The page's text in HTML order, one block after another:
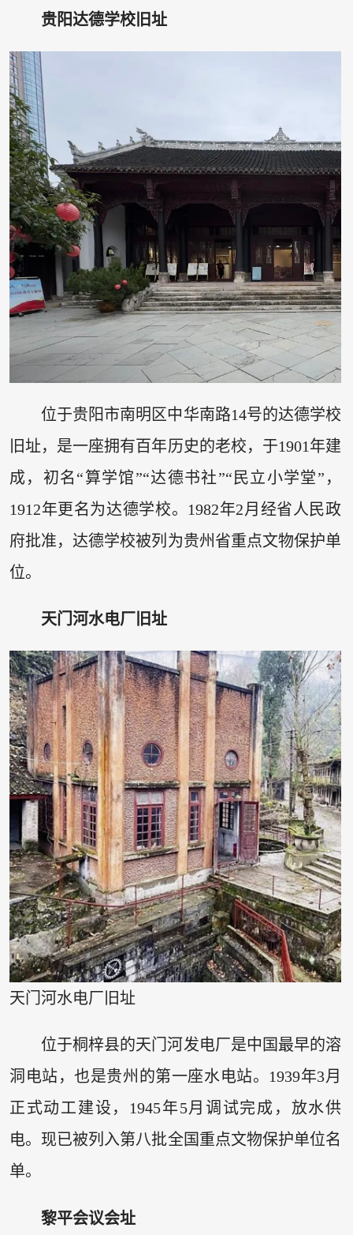
贵阳达德学校旧址
位于贵阳市南明区中华南路14号的达德学校
旧址，是一座拥有百年历史的老校，于1901年建
成，初名“算学馆”“达德书社”“民立小学堂”，
1912年更名为达德学校。1982年2月经省人民政
府批准，达德学校被列为贵州省重点文物保护单
位。
天门河水电厂旧址
天门河水电厂旧址
位于桐梓县的天门河发电厂是中国最早的溶
洞电站，也是贵州的第一座水电站。1939年3月
正式动工建设，1945年5月调试完成，放水供
电。现已被列入第八批全国重点文物保护单位名
单。
黎平会议会址